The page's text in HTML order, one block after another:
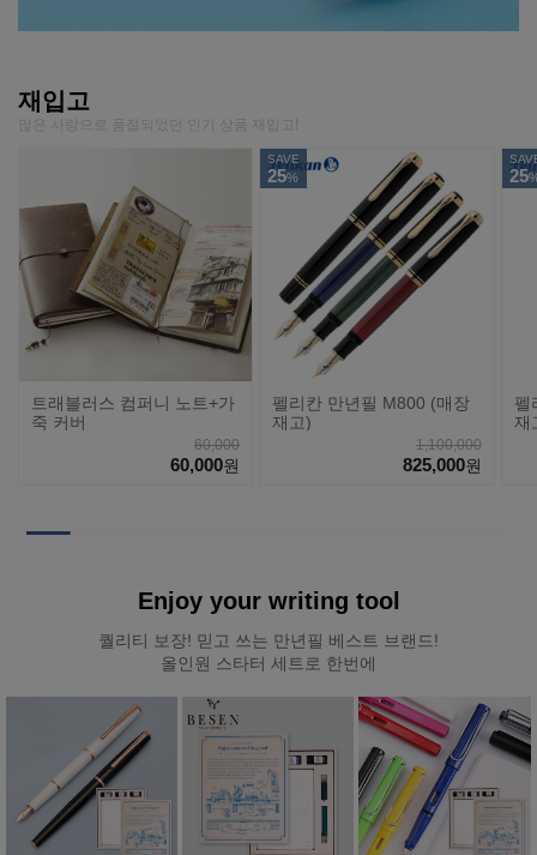
재입고
많은 사랑으로 품절되었던 인기 상품 재입고!
트래블러스 컴퍼니 노트+가
죽 커버
60,000
60,000원
SAVE
25%
펠리칸 만년필 M800 (매장
재고)
1,100,000
825,000원
25
펠
재
Enjoy your writing tool
퀄리티 보장! 믿고 쓰는 만년필 베스트 브랜드!
올인원 스타터 세트로 한번에